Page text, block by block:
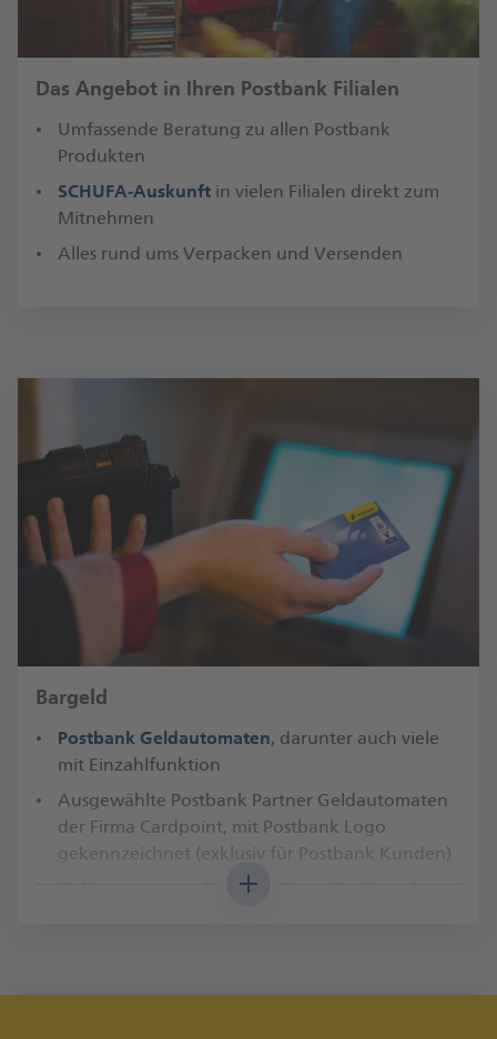
Das Angebot in Ihren Postbank Filialen
Umfassende Beratung zu allen Postbank
Produkten
SCHUFA-Auskunft in vielen Filialen direkt zum
Mitnehmen
Alles rund ums Verpacken und Versenden
Bargeld
Postbank Geldautomaten, darunter auch viele
mit Einzahlfunktion
Ausgewählte Postbank Partner Geldautomaten
der Firma Cardpoint, mit Postbank Logo
gekennzeichnet (exklusiv für Postbank Kunden)
Geldautomaten aller Cash Group Banken, dazu